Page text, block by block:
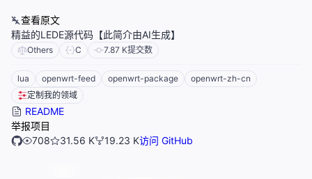
查看原文
精益的LEDE源代码【此简介由AI生成】
Others C 7.87 K提交数
lua openwrt-feed openwrt-package
openwrt-zh-cn
定制我的领域
README
举报项目
708
31.56 K 19.23 K访问 GitHub